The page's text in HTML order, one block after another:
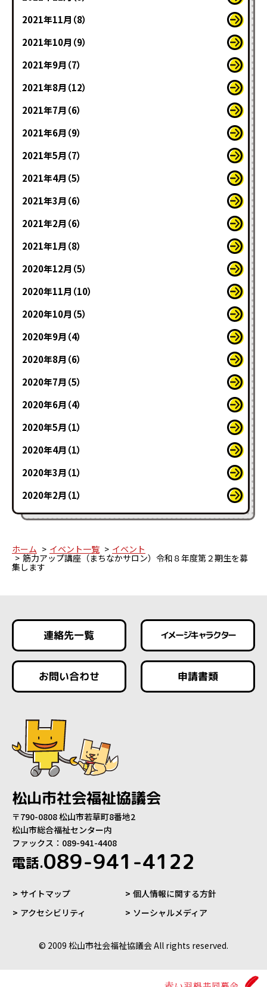
2021年11月（8）
2021年10月（9）
2021年9月（7）
2021年8月（12）
2021年7月（6）
2021年6月（9）
2021年5月（7）
2021年4月（5）
2021年3月（6）
2021年2月（6）
2021年1月（8）
2020年12月（5）
2020年11月（10）
2020年10月（5）
2020年9月（4）
2020年8月（6）
2020年7月（5）
2020年6月（4）
2020年5月（1）
2020年4月（1）
2020年3月（1）
2020年2月（1）
ホーム イベント一覧 イベント
筋力アップ講座（まちなかサロン）令和８年度第２期生を募
集します
連絡先一覧 イメージキャラクター
お問い合わせ 申請書類
松山市社会福祉協議会
〒790-0808 松山市若草町8番地2
松山市総合福祉センター内
ファックス：089-941-4408
電話.089-941-4122
サイトマップ
個人情報に関する方針
アクセシビリティ
ソーシャルメディア
© 2009 松山市社会福祉協議会 All rights reserved.